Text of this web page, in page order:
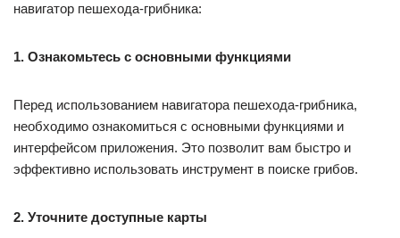
навигатор пешехода-грибника:
1. Ознакомьтесь с основными функциями
Перед использованием навигатора пешехода-грибника,
необходимо ознакомиться с основными функциями и
интерфейсом приложения. Это позволит вам быстро и
эффективно использовать инструмент в поиске грибов.
2. Уточните доступные карты